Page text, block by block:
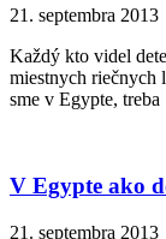
21. septembra 2013
Každý kto videl
miestnych riečnych
sme v Egypte, treba
V Egypte ako
21. septembra 2013